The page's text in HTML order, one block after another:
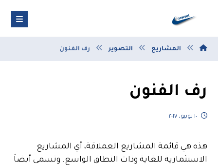
المشاريع التصوير رف الفنون
رف الفنون
١٠ يونيو، ٢٠١٧
هذه هي قائمة المشاريع العملاقة، أي المشاريع
الاستثمارية للغاية وذات النطاق الواسع. وتسمى أيضاً